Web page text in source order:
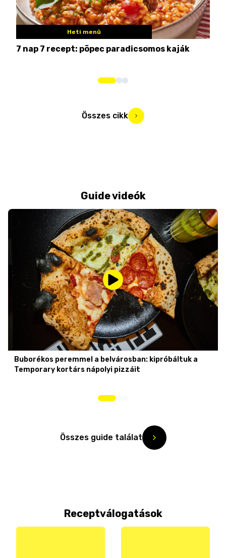
Heti menü
7 nap 7 recept: pöpec paradicsomos kaják
Összes cikk
Guide videók
Buborékos peremmel a belvárosban: kipróbáltuk a
Temporary kortárs nápolyi pizzáit
Összes guide találat
Receptválogatások